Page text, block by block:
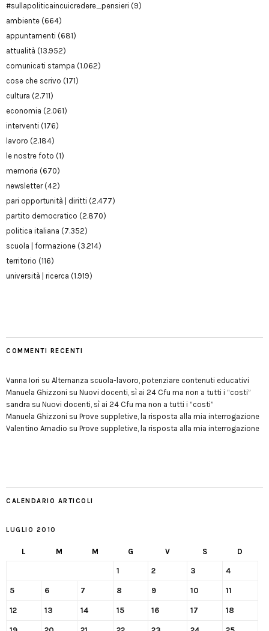
#sullapoliticaincuicredere_pensieri (9)
ambiente (664)
appuntamenti (681)
attualità (13.952)
comunicati stampa (1.062)
cose che scrivo (171)
cultura (2.711)
economia (2.061)
interventi (176)
lavoro (2.184)
le nostre foto (1)
memoria (670)
newsletter(42)
pari opportunità | diritti (2.477)
partito democratico (2.870)
politica italiana (7.352)
scuola | formazione (3.214)
territorio (116)
università | ricerca (1.919)
COMMENTI RECENTI
Vanna Iori su Alternanza scuola-lavoro, potenziare contenuti educativi
Manuela Ghizzoni su Nuovi docenti, sì ai 24 Cfu ma non a tutti i “costi”
sandra su Nuovi docenti, sì ai 24 Cfu ma non a tutti i “costi”
Manuela Ghizzoni su Prove suppletive, la risposta alla mia interrogazione
Valentino Amadio su Prove suppletive, la risposta alla mia interrogazione
CALENDARIO ARTICOLI
LUGLIO 2010
L M M G V S D
1 2 3 4
5 6 7 8 9 10 11
12 13 14 15 16 17 18